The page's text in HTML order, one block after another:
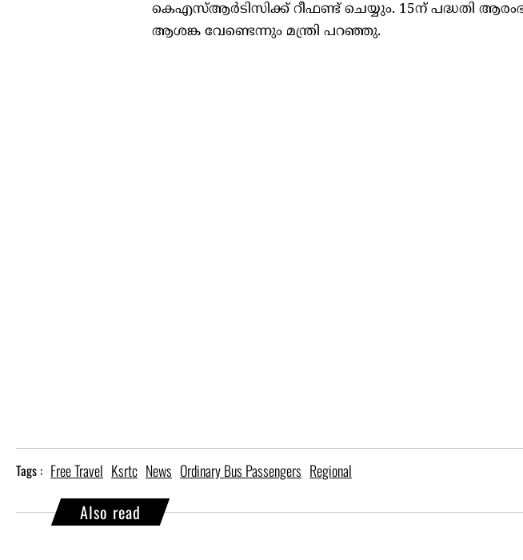
കെഎസ്ആർടിസിക്ക് റീഫണ്ട് ചെയ്യും. 15ന് പദ്ധതി
ആശങ്ക വേണ്ടെന്നും മന്ത്രി പറഞ്ഞു.
Tags : Free Travel Ksrtc News Ordinary Bus Passengers Regional
Also read